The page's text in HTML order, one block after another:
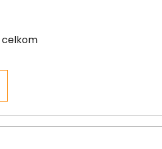
celkom